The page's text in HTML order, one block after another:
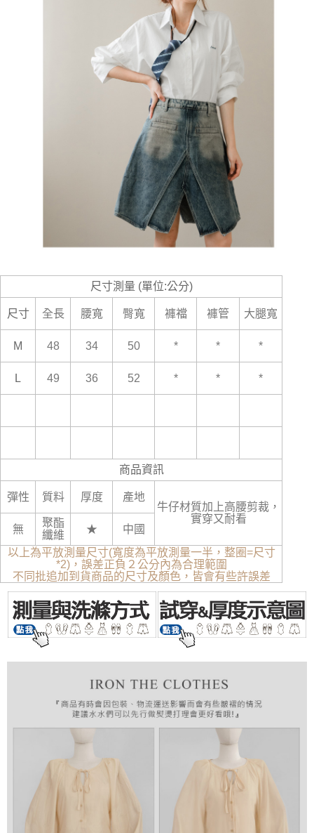
尺寸測量 (單位:公分)
尺寸 全長 腰寬 臀寬 褲襠 褲管 大腿寬
M 48 34 50 * * *
L 49 36 52 * * *
商品資訊
彈性 質料 厚度
產地
牛仔材質加上高腰剪裁，
實穿又耐看
無
聚酯
纖維
★
中國
以上為平放測量尺寸(寬度為平放測量一半，整圈=尺寸
*2)，誤差正負２公分內為合理範圍
不同批追加到貨商品的尺寸及顏色，皆會有些許誤差